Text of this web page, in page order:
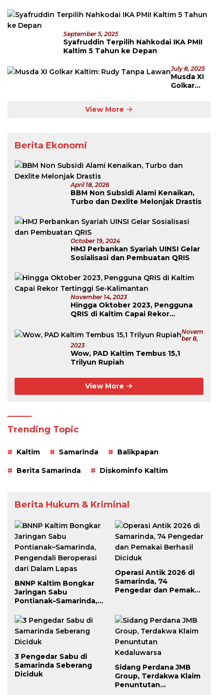
September 5, 2025
Syafruddin Terpilih Nahkodai IKA PMII
Kaltim 5 Tahun ke Depan
July 8, 2025
Musda XI
Golkar
View More
Berita Ekonomi
April 18, 2026
BBM Non Subsidi Alami Kenaikan,
Turbo dan Dexlite Melonjak Drastis
October 19, 2024
HMJ Perbankan Syariah UINSI Gelar
Sosialisasi dan Pembuatan QRIS
November 14, 2023
Hingga Oktober 2023, Pengguna
QRIS di Kaltim Capai Rekor
Novem
Ber 8,
2023
Wow, PAD Kaltim Tembus 15,1
Trilyun Rupiah
View More
Trending Topic
Kaltim Samarinda Balikpapan
Berita Samarinda Diskominfo Kaltim
Berita Hukum & Kriminal
BNNP Kaltim Bongkar
Jaringan Sabu
Pontianak–Samarinda,
dari Dalam Lapas
Operasi Antik 2026 di
Samarinda, 74
Pengedar dan Pemakai
3 Pengedar Sabu di
Samarinda Seberang
Diciduk
Sidang Perdana JMB
Group, Terdakwa Klaim
Penuntutan